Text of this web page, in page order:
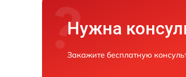
Нужна
Закажите бесплатную